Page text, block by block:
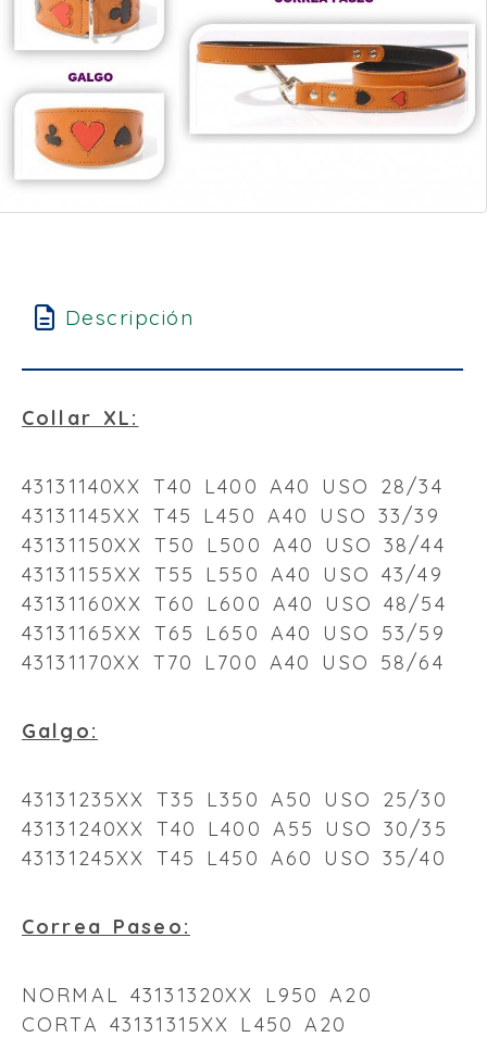
Descripción
Collar XL:
43131140XX T40 L400 A40 USO 28/34
43131145XX T45 L450 A40 USO 33/39
43131150XX T50 L500 A40 USO 38/44
43131155XX T55 L550 A40 USO 43/49
43131160XX T60 L600 A40 USO 48/54
43131165XX T65 L650 A40 USO 53/59
43131170XX T70 L700 A40 USO 58/64
Galgo:
43131235XX T35 L350 A50 USO 25/30
43131240XX T40 L400 A55 USO 30/35
43131245XX T45 L450 A60 USO 35/40
Correa Paseo:
NORMAL 43131320XX L950 A20
CORTA 43131315XX L450 A20